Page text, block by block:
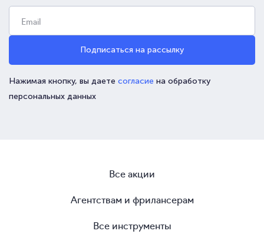
Подписаться на рассылку
Нажимая кнопку, вы даете согласие на обработку
персональных данных
Все акции
Агентствам и фрилансерам
Все инструменты